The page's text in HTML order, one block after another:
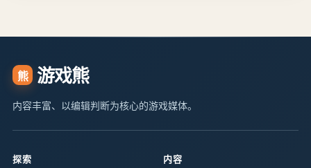
熊 游戏熊
内容丰富、以编辑判断为核心的游戏媒体。
探索 内容